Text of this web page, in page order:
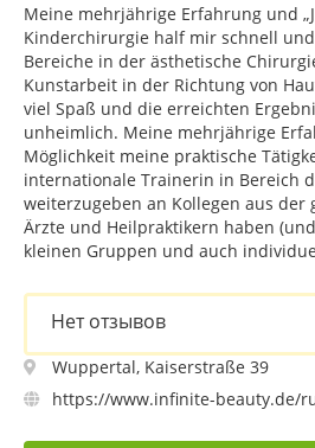
Meine mehrjährige Erfahrung und
Kinderchirurgie half mir schnell
Bereiche in der ästhetische
Kunstarbeit in der Richtung von
viel Spaß und die erreichten
unheimlich. Meine mehrjährige
Möglichkeit meine praktische
internationale Trainerin in Bereich
weiterzugeben an Kollegen aus der
Ärzte und Heilpraktikern haben
kleinen Gruppen und auch
Нет отзывов
Wuppertal, Kaiserstraße 39
https://www.infinite-beauty.de/